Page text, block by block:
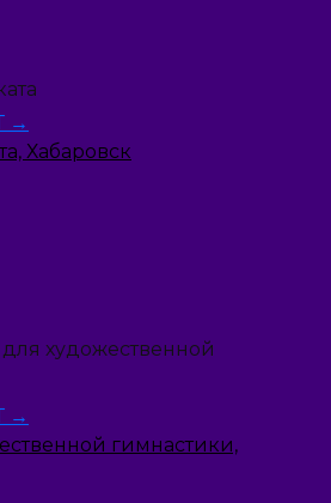
→
Хабаровск
→
гимнастики,